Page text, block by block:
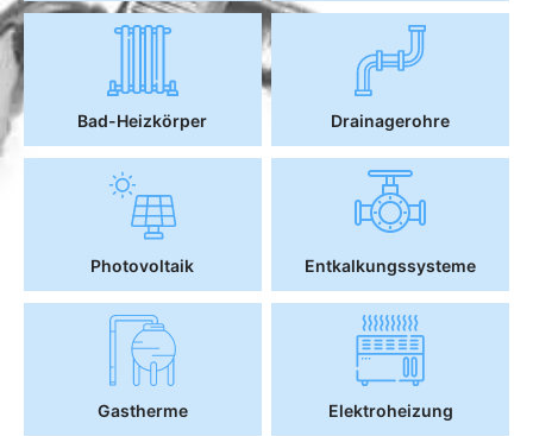
Bad-Heizkörper Drainagerohre
Photovoltaik Entkalkungssysteme
Gastherme Elektroheizung